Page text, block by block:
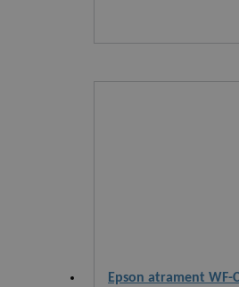
Epson atrament WF-